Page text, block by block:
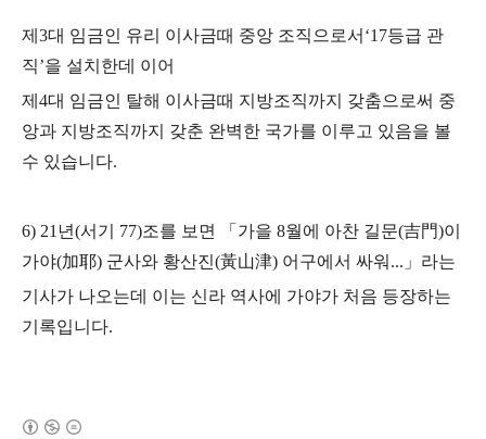
제3대 임금인 유리 이사금때 중앙 조직으로서‘17등급 관
직’을 설치한데 이어
제4대 임금인 탈해 이사금때 지방조직까지 갖춤으로써 중
앙과 지방조직까지 갖춘 완벽한 국가를 이루고 있음을 볼
수 있습니다.
6) 21년(서기 77)조를 보면 「가을 8월에 아찬 길문(吉門)이
가야(加耶) 군사와 황산진(黃山津) 어구에서 싸워...」라는
기사가 나오는데 이는 신라 역사에 가야가 처음 등장하는
기록입니다.